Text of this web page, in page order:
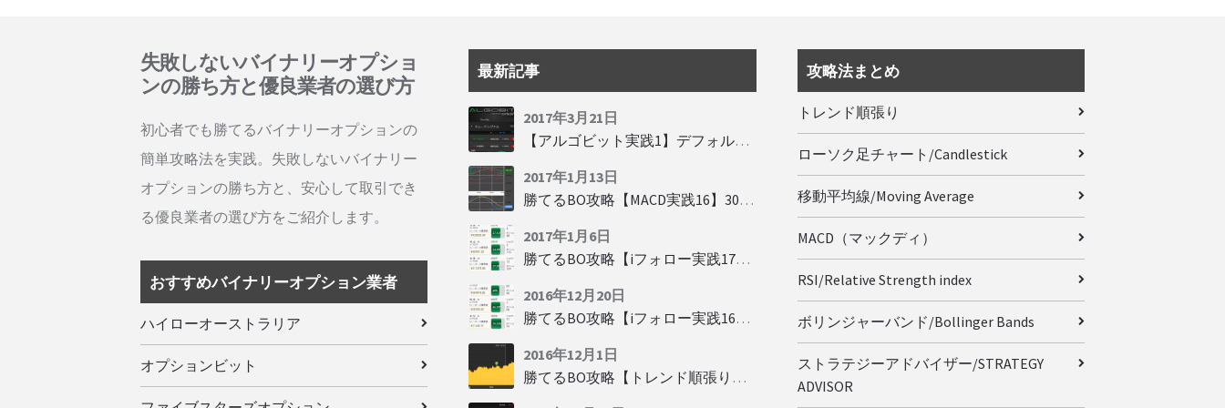
失敗しないバイナリーオプショ
ンの勝ち方と優良業者の選び方
初心者でも勝てるバイナリーオプションの
簡単攻略法を実践。失敗しないバイナリー
オプションの勝ち方と、安心して取引でき
る優良業者の選び方をご紹介します。
おすすめバイナリーオプション業者
ハイローオーストラリア
オプションビット
最新記事
2017年3月21日
【アルゴビット実践1】デフォルト設定で30秒取引
2017年1月13日
勝てるBO攻略【MACD実践16】30秒取引で勝つには
2017年1月6日
勝てるBO攻略【iフォロー実践17】フォロワーの少ない人をフォローする
2016年12月20日
勝てるBO攻略【iフォロー実践16】勝てるトレーダーを見抜く
2016年12月1日
勝てるBO攻略【トレンド順張り実践35】下落からの反発を見極める
攻略法まとめ
トレンド順張り
ローソク足チャート/Candlestick
移動平均線/Moving Average
MACD（マックディ）
RSI/Relative Strength index
ボリンジャーバンド/Bollinger Bands
ストラテジーアドバイザー/STRATEGY
ADVISOR